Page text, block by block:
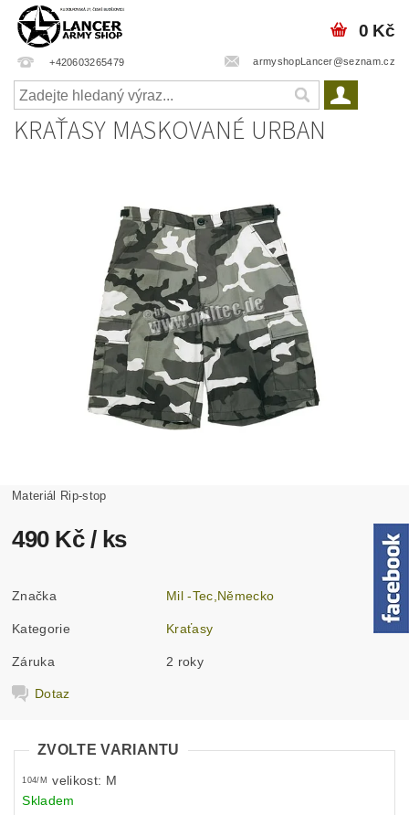
+420603265479 armyshopLancer@seznam.cz
0 Kč
KRAŤASY MASKOVANÉ URBAN
Materiál Rip-stop
490 Kč / ks
Značka Mil -Tec,Německo
Kategorie Kraťasy
Záruka 2 roky
Dotaz
ZVOLTE VARIANTU
104/M
velikost: M
Skladem